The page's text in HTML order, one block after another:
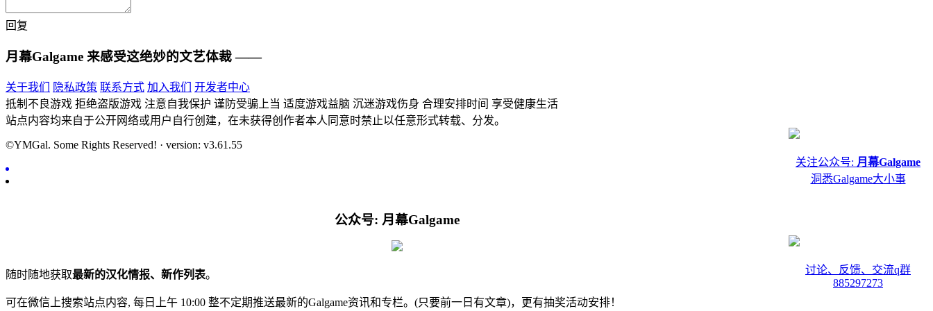
回复
月幕Galgame 来感受这绝妙的文艺体裁 ——
关于我们 隐私政策 联系方式 加入我们
开发者中心
抵制不良游戏 拒绝盗版游戏 注意自我保护 谨防受骗上当 适度游戏益脑 沉迷游戏伤身 合理安排时间 享受健康生活
站点内容均来自于公开网络或用户自行创建，在未获得创作者本人同意时禁止以任意形式转载、分发。
关注公众号: 月幕Galgame
洞悉Galgame大小事
讨论、反馈、交流q群
885297273
©YMGal. Some Rights Reserved! · version: v3.61.55
公众号: 月幕Galgame
随时随地获取最新的汉化情报、新作列表。
可在微信上搜索站点内容, 每日上午 10:00 整不定期推送最新的Galgame资讯和专栏。(只要前一日有文章)，更有抽奖活动安排！